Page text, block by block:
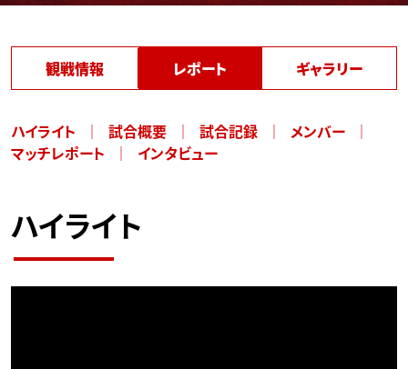
観戦情報 レポート ギャラリー
ハイライト 試合概要 試合記録
メンバー
マッチレポート
インタビュー
ハイライト